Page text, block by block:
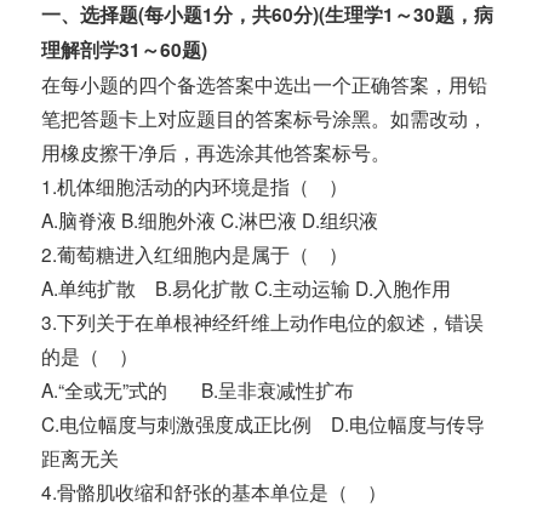
一、选择题(每小题1分，共60分)(生理学1～30题，病
理解剖学31～60题)
在每小题的四个备选答案中选出一个正确答案，用铅
笔把答题卡上对应题目的答案标号涂黑。如需改动，
用橡皮擦干净后，再选涂其他答案标号。
1.机体细胞活动的内环境是指（ ）
A.脑脊液 B.细胞外液 C.淋巴液 D.组织液
2.葡萄糖进入红细胞内是属于（ ）
A.单纯扩散 B.易化扩散 C.主动运输 D.入胞作用
3.下列关于在单根神经纤维上动作电位的叙述，错误
的是（ ）
A.“全或无”式的 B.呈非衰减性扩布
C.电位幅度与刺激强度成正比例 D.电位幅度与传导
距离无关
4.骨骼肌收缩和舒张的基本单位是（ ）